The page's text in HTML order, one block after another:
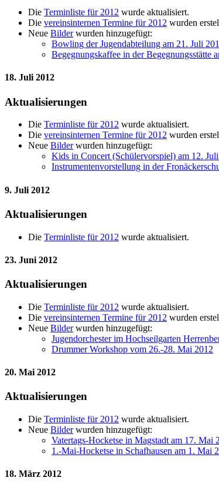
Die Terminliste für 2012 wurde aktualisiert.
Die vereinsinternen Termine für 2012 wurden
Neue Bilderwurden hinzugefügt:
Bowling der Jugendabteilung am 21. Juli
Begegnungskaffee in der Begegnungsstätte
18. Juli 2012
Aktualisierungen
Die Terminliste für 2012 wurde aktualisiert.
Die vereinsinternen Termine für 2012 wurden
Neue Bilderwurden hinzugefügt:
Kids in Concert (Schülervorspiel) am 12.
Instrumentenvorstellung in der
9. Juli 2012
Aktualisierungen
Die Terminliste für 2012 wurde aktualisiert.
23. Juni 2012
Aktualisierungen
Die Terminliste für 2012 wurde aktualisiert.
Die vereinsinternen Termine für 2012 wurden
Neue Bilderwurden hinzugefügt:
Jugendorchester im Hochseilgarten
Drummer Workshop vom 26.-28. Mai 2012
20. Mai 2012
Aktualisierungen
Die Terminliste für 2012 wurde aktualisiert.
Neue Bilderwurden hinzugefügt:
Vatertags-Hocketse in Magstadt am 17. Mai
1.-Mai-Hocketse in Schafhausen am 1. Mai
18. März 2012